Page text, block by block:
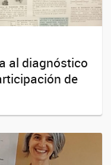
al diagnóstico
de